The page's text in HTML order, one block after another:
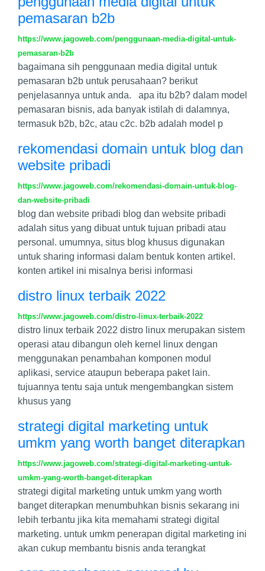
pemasaran b2b
https://www.jagoweb.com/penggunaan-media-digital-untuk-
pemasaran-b2b
bagaimana sih penggunaan media digital untuk
pemasaran b2b untuk perusahaan? berikut
penjelasannya untuk anda. apa itu b2b? dalam model
pemasaran bisnis, ada banyak istilah di dalamnya,
termasuk b2b, b2c, atau c2c. b2b adalah model p
rekomendasi domain untuk blog dan
website pribadi
https://www.jagoweb.com/rekomendasi-domain-untuk-blog-
dan-website-pribadi
blog dan website pribadi blog dan website pribadi
adalah situs yang dibuat untuk tujuan pribadi atau
personal. umumnya, situs blog khusus digunakan
untuk sharing informasi dalam bentuk konten artikel.
konten artikel ini misalnya berisi informasi
distro linux terbaik 2022
https://www.jagoweb.com/distro-linux-terbaik-2022
distro linux terbaik 2022 distro linux merupakan sistem
operasi atau dibangun oleh kernel linux dengan
menggunakan penambahan komponen modul
aplikasi, service ataupun beberapa paket lain.
tujuannya tentu saja untuk mengembangkan sistem
khusus yang
strategi digital marketing untuk
umkm yang worth banget diterapkan
https://www.jagoweb.com/strategi-digital-marketing-untuk-
umkm-yang-worth-banget-diterapkan
strategi digital marketing untuk umkm yang worth
banget diterapkan menumbuhkan bisnis sekarang ini
lebih terbantu jika kita memahami strategi digital
marketing. untuk umkm penerapan digital marketing ini
akan cukup membantu bisnis anda terangkat